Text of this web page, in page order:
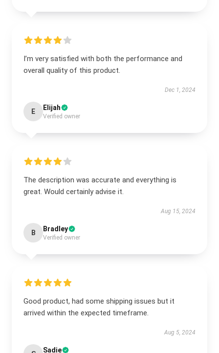
I’m very satisfied with both the performance and
overall quality of this product.
Dec 1, 2024
E Elijah
Verified owner
The description was accurate and everything is
great. Would certainly advise it.
Aug 15, 2024
B Bradley
Verified owner
Good product, had some shipping issues but it
arrived within the expected timeframe.
Aug 5, 2024
Sadie